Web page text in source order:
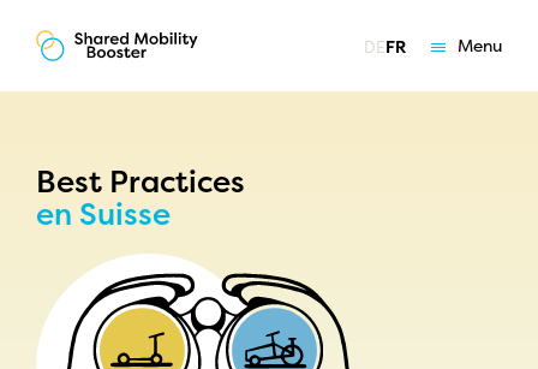
DEFR Menu
Vue d'ensemble du marché
Best Practices
Carte de la mobilité partagée
Programmes de soutien
Best Practices
en Suisse